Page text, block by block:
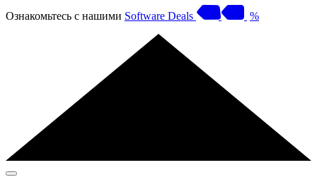
Ознакомьтесь с нашими Software Deals %